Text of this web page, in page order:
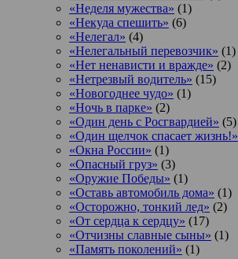
«Неделя мужества» (1)
«Некуда спешить» (6)
«Нелегал» (4)
«Нелегальный перевозчик» (1)
«Нет ненависти и вражде» (2)
«Нетрезвый водитель» (15)
«Новогоднее чудо» (1)
«Ночь в парке» (2)
«Один день с Росгвардией» (5)
«Один щелчок спасает жизнь!»
«Окна России» (1)
«Опасный груз» (3)
«Оружие Победы» (1)
«Оставь автомобиль дома» (1)
«Осторожно, тонкий лед» (2)
«От сердца к сердцу» (17)
«Отчизны славные сыны» (1)
«Память поколений» (1)